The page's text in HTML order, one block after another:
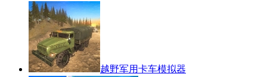
越野军用卡车模拟器